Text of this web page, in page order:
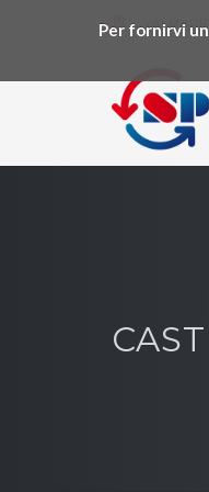
Per fornirvi